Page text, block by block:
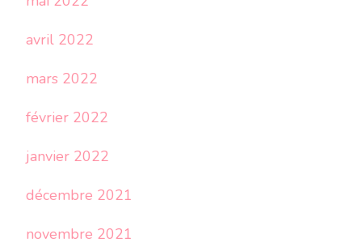
avril 2022
mars 2022
février 2022
janvier 2022
décembre 2021
novembre 2021